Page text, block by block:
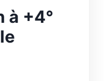
à +4°